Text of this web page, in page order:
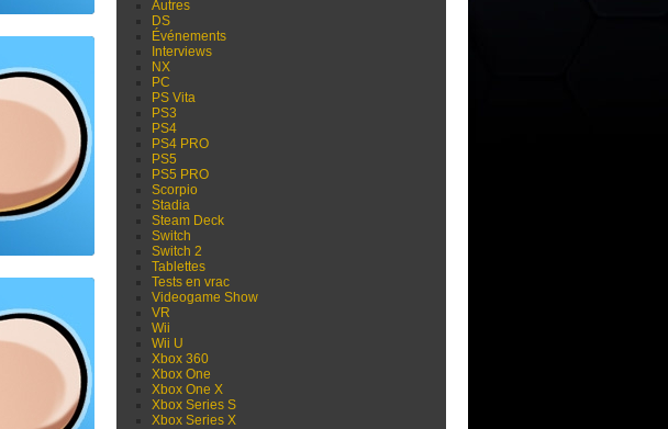
Autres
DS
Événements
Interviews
NX
PC
PS Vita
PS3
PS4
PS4 PRO
PS5
PS5 PRO
Scorpio
Stadia
Steam Deck
Switch
Switch 2
Tablettes
Tests en vrac
Videogame Show
VR
Wii
Wii U
Xbox 360
Xbox One
Xbox One X
Xbox Series S
Xbox Series X